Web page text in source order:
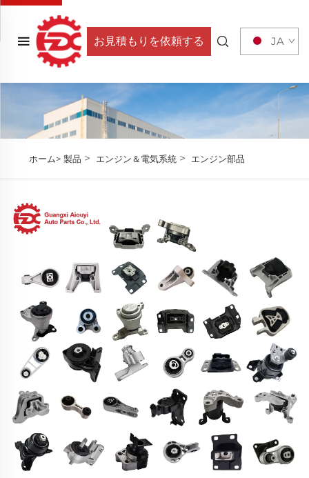
お見積もりを依頼する JA
ホーム> 製品 > エンジン＆電気系統> エンジン部品